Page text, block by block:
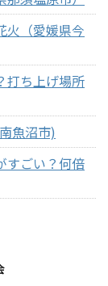
火（愛媛県今
打ち上げ場所
魚沼市)
すごい？何倍